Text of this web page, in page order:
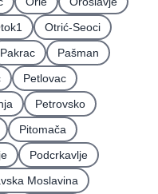
Otrić-Seoci
Pakrac
Pašman
Petlovac
Petrovsko
Pitomača
Podcrkavlje
Moslavina